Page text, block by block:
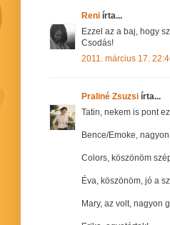
Reni írta...
Ezzel az a baj, hogy
Csodás!
2011. március 17.
Praliné Zsuzsi írta...
Tatin, nekem is pont
Bence/Emoke,
Colors, köszönöm
Éva, köszönöm, jó a
Mary, az volt, nagyon